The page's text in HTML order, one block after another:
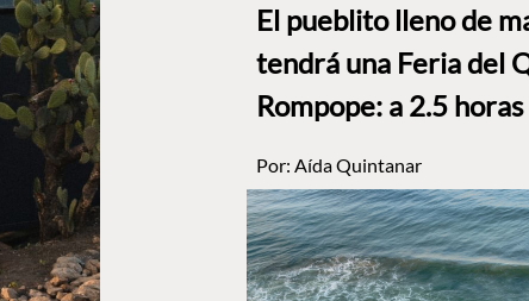
El pueblito lleno de
tendrá una Feria del
Rompope: a 2.5
Por: Aída Quintanar